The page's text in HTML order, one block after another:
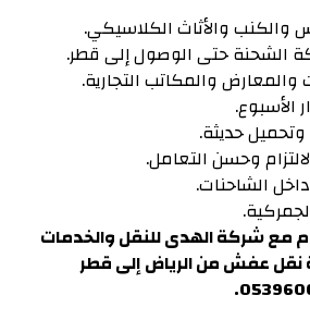
والكنب والأثاث الكلاسيكي.
الشحنة حتى الوصول إلى قطر.
والمكاتب التجارية.
الأسبوع.
حديثة.
وحسن التعامل.
الشاحنات.
مع شركة الهدى للنقل والخدمات
نقل عفش من الرياض إلى قطر